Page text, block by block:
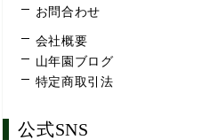
お問合わせ
会社概要
山年園ブログ
特定商取引法
公式SNS